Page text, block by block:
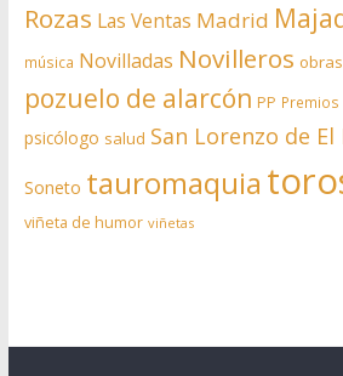
Rozas Las Ventas Madrid
música Novilladas Novilleros obras
pozuelo de alarcón PP Premios
psicólogo salud San Lorenzo de El
Soneto tauromaquia
viñeta de humor viñetas